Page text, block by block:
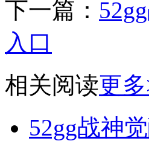
下一篇：
入口
相关阅读更
52gg战神